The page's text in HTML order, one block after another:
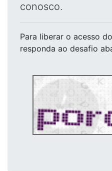
conosco.
Para liberar o acesso
responda ao desafio